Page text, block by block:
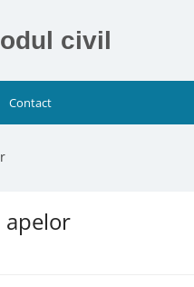
civil
Contact
apelor